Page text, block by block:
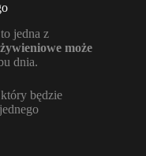
jedna z
może
dnia.
będzie